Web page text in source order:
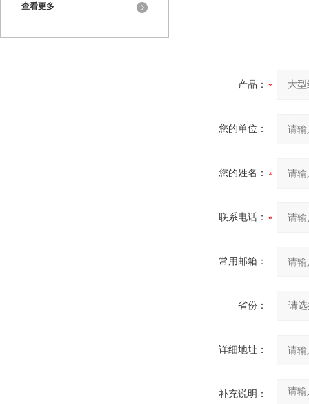
查看更多
产品：
您的单位：
您的姓名：
联系电话：
常用邮箱：
省份：
详细地址：
补充说明：